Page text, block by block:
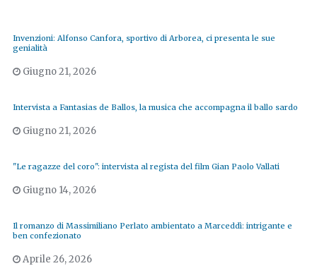
Invenzioni: Alfonso Canfora, sportivo di Arborea, ci presenta le sue
genialità
Giugno 21, 2026
Intervista a Fantasias de Ballos, la musica che accompagna il ballo sardo
Giugno 21, 2026
"Le ragazze del coro": intervista al regista del film Gian Paolo Vallati
Giugno 14, 2026
Il romanzo di Massimiliano Perlato ambientato a Marceddì: intrigante e
ben confezionato
Aprile 26, 2026